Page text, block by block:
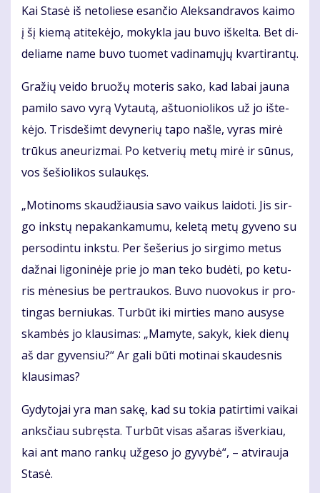
Kai Sta­sė iš ne­to­lie­se esan­čio Alek­san­dra­vos kai­mo
į šį kie­mą ati­te­kė­jo, mo­kyk­la jau bu­vo iš­kel­ta. Bet di­
de­lia­me na­me bu­vo tuo­met va­di­na­mų­jų kvar­ti­ran­tų.
Gra­žių vei­do bruo­žų mo­te­ris sa­ko, kad la­bai jau­na
pa­mi­lo sa­vo vy­rą Vy­tau­tą, aš­tuo­nio­li­kos už jo iš­te­
kė­jo. Tris­de­šimt de­vy­ne­rių ta­po naš­le, vy­ras mi­rė
trū­kus aneu­riz­mai. Po ket­ve­rių me­tų mi­rė ir sū­nus,
vos še­šio­li­kos su­lau­kęs.
„Mo­ti­noms skau­džiau­sia sa­vo vai­kus lai­do­ti. Jis sir­
go inks­tų ne­pa­kan­ka­mu­mu, ke­le­tą me­tų gy­ve­no su
per­so­din­tu inks­tu. Per še­še­rius jo sir­gi­mo me­tus
daž­nai li­go­ni­nė­je prie jo man te­ko bu­dė­ti, po ke­tu­
ris mė­ne­sius be per­trau­kos. Bu­vo nuo­vo­kus ir pro­
tin­gas ber­niu­kas. Tur­būt iki mir­ties ma­no au­sy­se
skam­bės jo klau­si­mas: „Ma­my­te, sa­kyk, kiek die­nų
aš dar gy­ven­siu?“ Ar ga­li bū­ti mo­ti­nai skau­des­nis
klau­si­mas?
Gy­dy­to­jai yra man sa­kę, kad su to­kia pa­tir­ti­mi vai­kai
anks­čiau su­bręs­ta. Tur­būt vi­sas aša­ras iš­ver­kiau,
kai ant ma­no ran­kų už­ge­so jo gy­vy­bė“, – at­vi­rau­ja
Sta­sė.